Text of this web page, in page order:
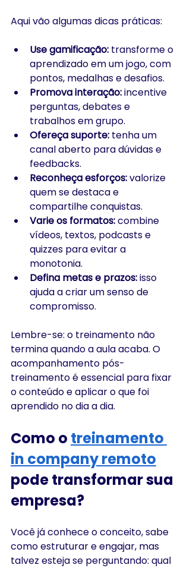
Aqui vão algumas dicas práticas:
Use gamificação: transforme o
aprendizado em um jogo, com
pontos, medalhas e desafios.
Promova interação: incentive
perguntas, debates e
trabalhos em grupo.
Ofereça suporte: tenha um
canal aberto para dúvidas e
feedbacks.
Reconheça esforços: valorize
quem se destaca e
compartilhe conquistas.
Varie os formatos: combine
vídeos, textos, podcasts e
quizzes para evitar a
monotonia.
Defina metas e prazos: isso
ajuda a criar um senso de
compromisso.
Lembre-se: o treinamento não
termina quando a aula acaba. O
acompanhamento pós-
treinamento é essencial para fixar
o conteúdo e aplicar o que foi
aprendido no dia a dia.
Como o treinamento
in company remoto
pode transformar sua
empresa?
Você já conhece o conceito, sabe
como estruturar e engajar, mas
talvez esteja se perguntando: qual